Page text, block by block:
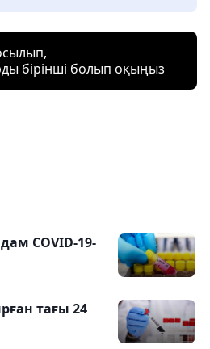
бірінші болып оқыңыз
COVID-19-
тағы 24